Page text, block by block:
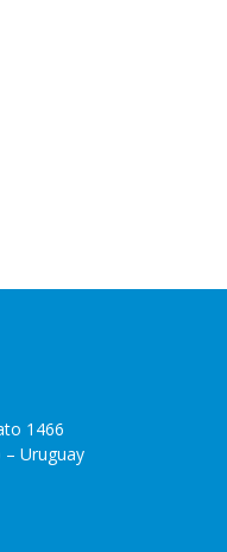
1466
Uruguay